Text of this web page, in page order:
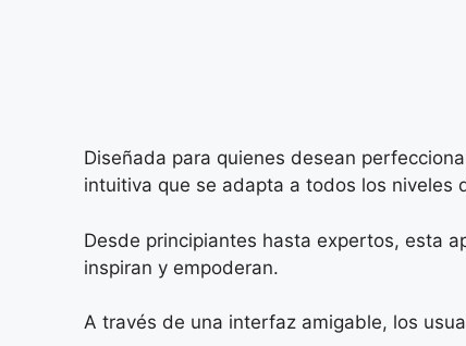
Diseñada para quienes desean
intuitiva que se adapta a todos los niveles
Desde principiantes hasta expertos, esta
inspiran y empoderan.
A través de una interfaz amigable, los